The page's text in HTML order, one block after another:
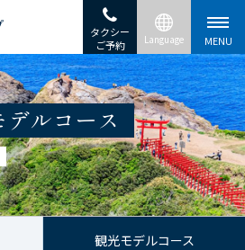
タクシー
ご予約
ルコース
観光モデルコース